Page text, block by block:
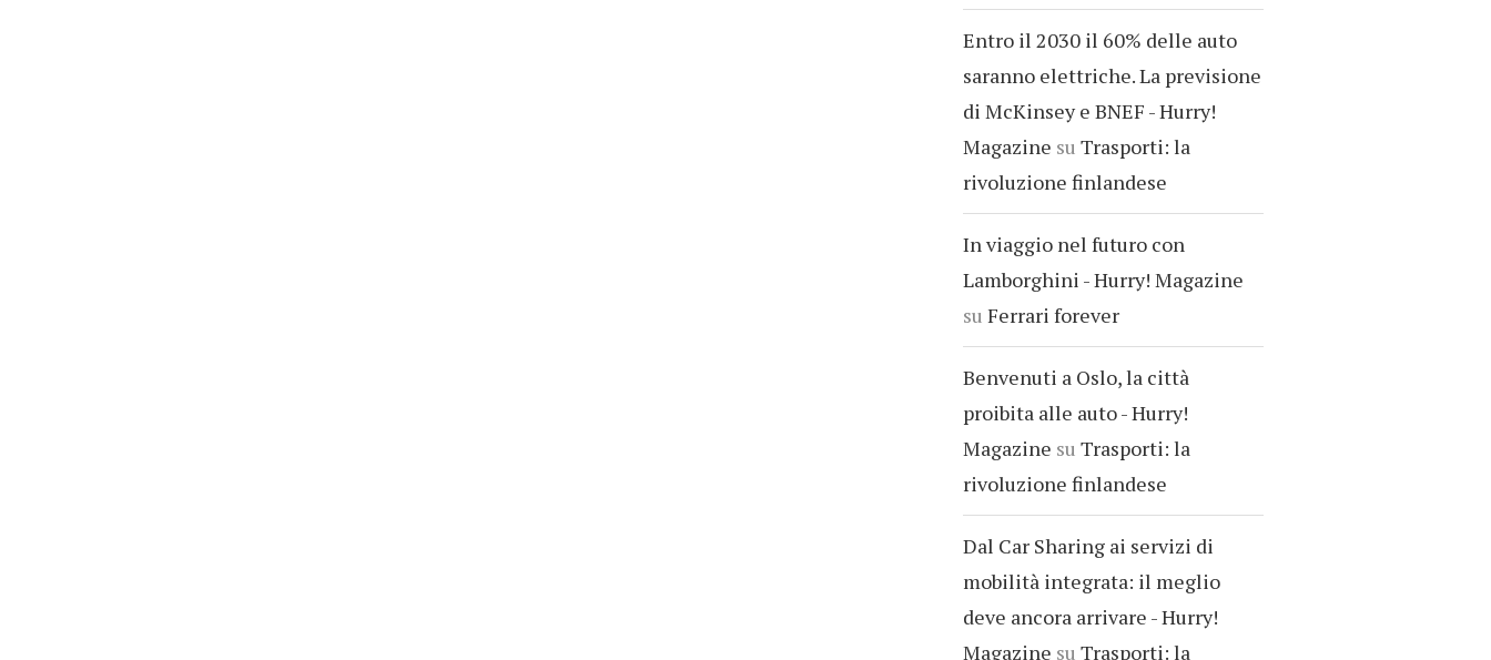
Entro il 2030 il 60% delle auto
saranno elettriche. La previsione
di McKinsey e BNEF - Hurry!
Magazine su Trasporti: la
rivoluzione finlandese
In viaggio nel futuro con
Lamborghini - Hurry! Magazine
su Ferrari forever
Benvenuti a Oslo, la città
proibita alle auto - Hurry!
Magazine su Trasporti: la
rivoluzione finlandese
Dal Car Sharing ai servizi di
mobilità integrata: il meglio
deve ancora arrivare - Hurry!
Magazine su Trasporti: la